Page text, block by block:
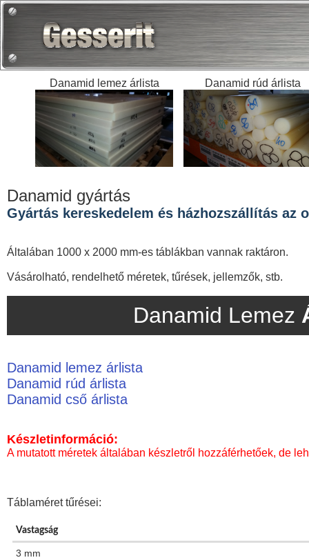
Danamid lemez árlista Danamid rúd árlista
Danamid gyártás
Gyártás kereskedelem és házhozszállítás az
Általában 1000 x 2000 mm-es táblákban vannak raktáron.
Vásárolható, rendelhető méretek, tűrések, jellemzők, stb.
Danamid Lemez
Danamid lemez árlista
Danamid rúd árlista
Danamid cső árlista
Készletinformáció:
A mutatott méretek általában készletről hozzáférhetőek, de
Táblaméret tűrései:
Vastagság
3 mm